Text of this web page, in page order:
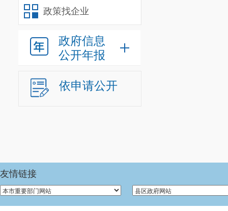
政策找企业
政府信息
公开年报
依申请公开
友情链接